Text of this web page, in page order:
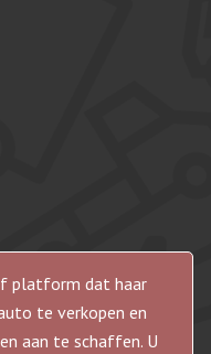
platform dat haar
te verkopen en
aan te schaffen. U